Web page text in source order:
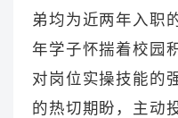
弟均为近两年入职
年学子怀揣着校园
对岗位实操技能的
的热切期盼，主动